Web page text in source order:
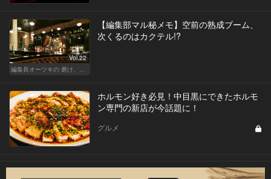
Vol.22
編集長オーツキの 磨け、バカ舌！ 学べ、オトナの遊び
【編集部マル秘メモ】空前の熟成ブーム、
次くるのはカクテル!?
ホルモン好き必見！中目黒にできたホルモ
ン専門の新店が今話題に！
グルメ